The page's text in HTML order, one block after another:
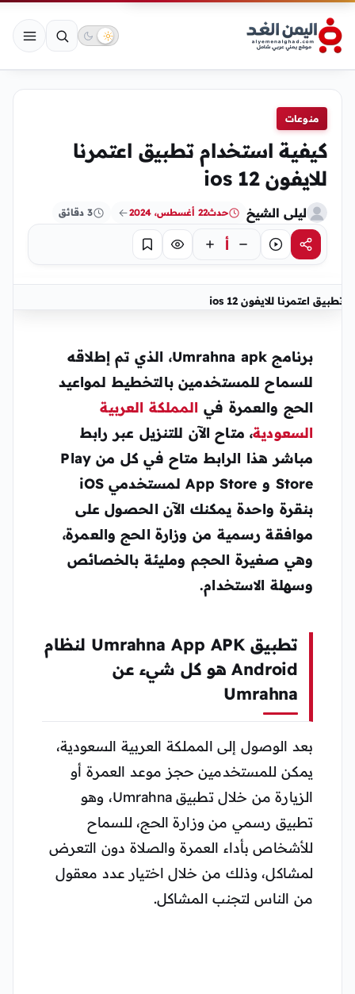
منوعات
كيفية استخدام تطبيق اعتمرنا
للايفون ios 12
ليلى الشيخ حدث22 أغسطس، 2024 3 دقائق
مشاركةاستماع أ تركيز حفظ
تطبيق اعتمرنا للايفون ios 12
برنامج Umrahna apk، الذي تم إطلاقه
للسماح للمستخدمين بالتخطيط لمواعيد
الحج والعمرة في المملكة العربية
السعودية، متاح الآن للتنزيل عبر رابط
مباشر هذا الرابط متاح في كل من Play
Store و App Store لمستخدمي iOS
بنقرة واحدة يمكنك الآن الحصول على
موافقة رسمية من وزارة الحج والعمرة،
وهي صغيرة الحجم ومليئة بالخصائص
وسهلة الاستخدام.
تطبيق Umrahna App APK لنظام
Android هو كل شيء عن
Umrahna
بعد الوصول إلى المملكة العربية السعودية،
يمكن للمستخدمين حجز موعد العمرة أو
الزيارة من خلال تطبيق Umrahna، وهو
تطبيق رسمي من وزارة الحج، للسماح
للأشخاص بأداء العمرة والصلاة دون التعرض
لمشاكل، وذلك من خلال اختيار عدد معقول
من الناس لتجنب المشاكل.